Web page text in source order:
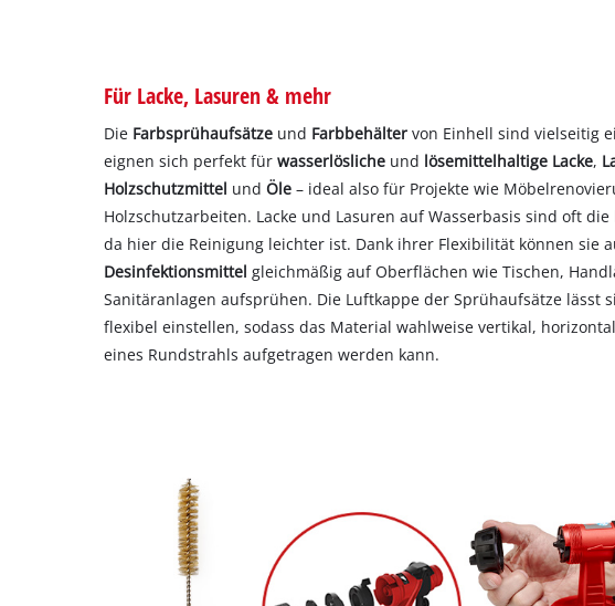
Für Lacke, Lasuren & mehr
Die Farbsprühaufsätze und Farbbehälter von Einhell sind vielseitig
eignen sich perfekt fürwasserlösliche und lösemittelhaltige Lacke,
Holzschutzmittel undÖle – ideal also für Projekte wie
Holzschutzarbeiten. Lacke und Lasuren auf Wasserbasis sind oft die
da hier die Reinigung leichter ist. Dank ihrer Flexibilität können sie
Desinfektionsmittel gleichmäßig auf Oberflächen wie Tischen,
Sanitäranlagen aufsprühen. Die Luftkappe der Sprühaufsätze lässt
flexibel einstellen, sodass das Material wahlweise vertikal,
eines Rundstrahls aufgetragen werden kann.